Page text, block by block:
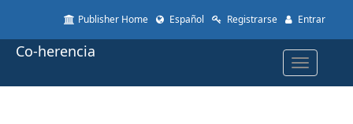
to
page
Main
Publisher Home Español Registrarse Entrar
Toggle
Co-herencia